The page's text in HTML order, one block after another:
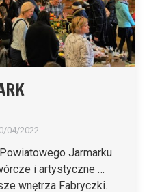
04/2022
Jarmarku
i artystyczne …
wnętrza Fabryczki.